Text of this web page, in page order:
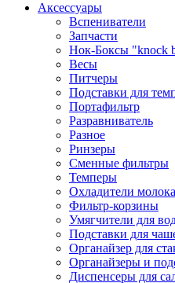
Аксессуары
Вспениватели
Запчасти
Нок-Боксы "knock
Весы
Питчеры
Подставки для
Портафильтр
Разравниватель
Разное
Ринзеры
Сменные фильтры
Темперы
Охладители молока
Фильтр-корзины
Умягчители для
Подставки для
Органайзер для
Органайзеры и
Диспенсеры для